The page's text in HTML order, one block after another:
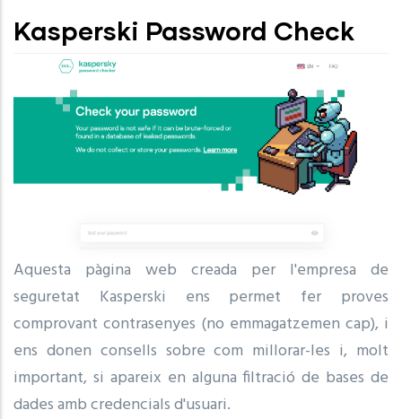
Kasperski Password Check
Aquesta pàgina web creada per l'empresa de
seguretat Kasperski ens permet fer proves
comprovant contrasenyes (no emmagatzemen cap), i
ens donen consells sobre com millorar-les i, molt
important, si apareix en alguna filtració de bases de
dades amb credencials d'usuari.